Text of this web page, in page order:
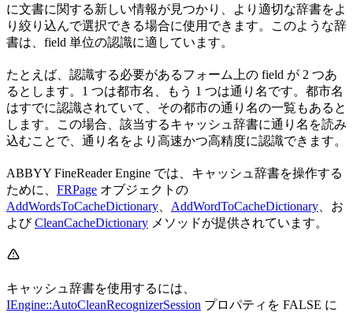
に文書に関する新しい情報が見つかり、より適切な辞書をよ
り絞り込んで選択できる場合に使用できます。このような辞
書は、field 単位の認識に適しています。
たとえば、認識する必要があるフォーム上の field が 2 つあ
るとします。1 つは都市名、もう 1 つは通り名です。都市名
はすでに認識されていて、その都市の通り名の一覧もあると
します。この場合、該当するキャッシュ辞書に通り名を読み
込むことで、通り名をより高速かつ高精度に認識できます。
ABBYY FineReader Engine では、キャッシュ辞書を操作する
ために、 FRPage オブジェクトの
AddWordsToCacheDictionary
AddWordToCacheDictionary 、お
よびCleanCacheDictionary メソッドが提供されています。
キャッシュ辞書を使用するには、
IEngine::AutoCleanRecognizerSession プロパティを FALSE に